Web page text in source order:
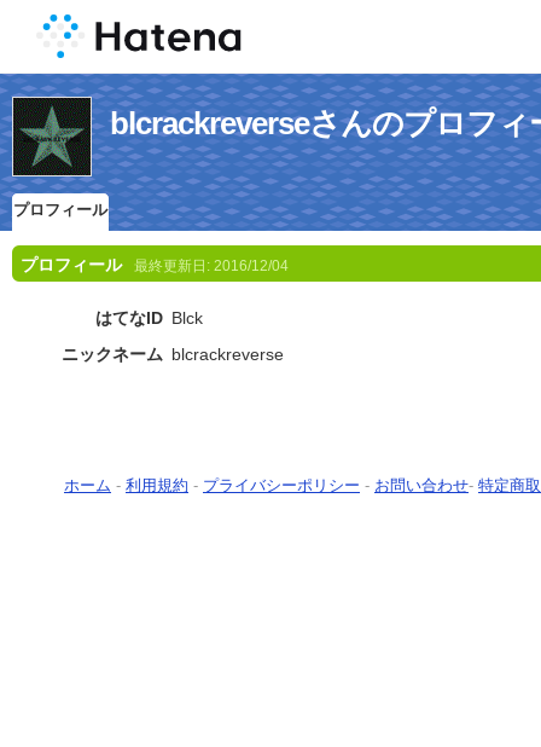
blcrackreverseさんのプロフィ
プロフィール
プロフィール 最終更新日: 2016/12/04
はてなID Blck
ニックネーム blcrackreverse
ホーム - 利用規約 - プライバシーポリシー - お問い合わせ- 特定商